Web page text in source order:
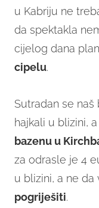
u Kabriju ne
da spektakla
cijelog dana
cipelu.
Sutradan se
hajkali u blizini,
bazenu u
za odrasle je 4
u blizini, a ne da
pogriješiti.